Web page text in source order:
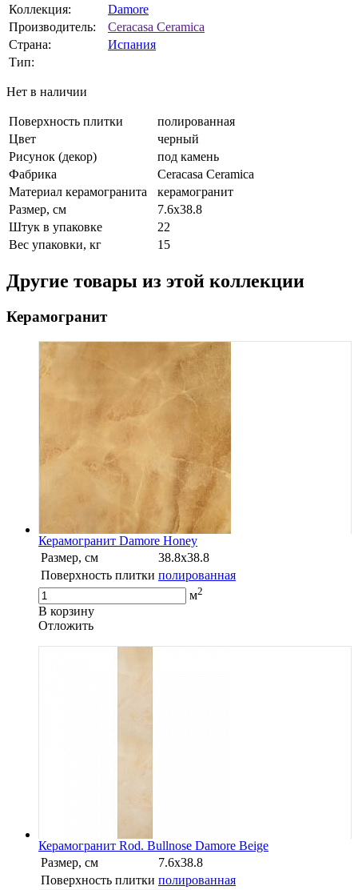
Коллекция:
Damore
Производитель:
Ceracasa Ceramica
Страна:
Испания
Тип:
Нет в наличии
Поверхность плитки
полированная
Цвет
черный
Рисунок (декор)
под камень
Фабрика
Ceracasa Ceramica
Материал керамогранита
керамогранит
Размер, см
7.6x38.8
Штук в упаковке
22
Вес упаковки, кг
15
Другие товары из этой коллекции
Керамогранит
Керамогранит Damore Honey
Размер, см
38.8x38.8
Поверхность плитки полированная
м2
В корзину
Oтложить
Керамогранит Rod. Bullnose Damore Beige
Размер, см
7.6x38.8
Поверхность плитки полированная